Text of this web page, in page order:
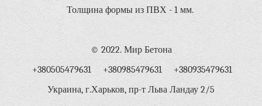
Толщина формы из ПВХ - 1 мм.
© 2022. Мир Бетона
+380505479631 +380985479631 +380935479631
Украина, г.Харьков, пр-т Льва Ландау 2/5